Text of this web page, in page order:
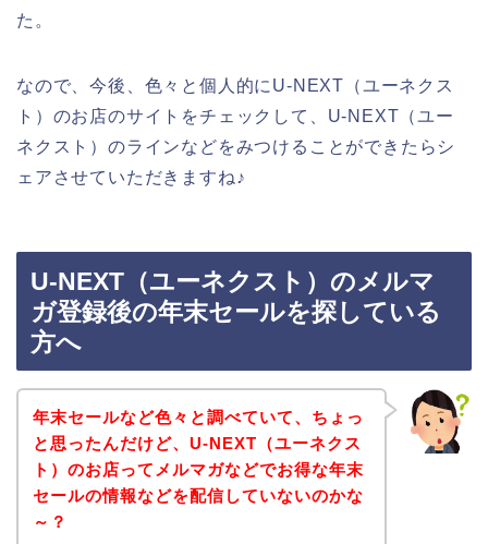
た。
なので、今後、色々と個人的にU-NEXT（ユーネクス
ト）のお店のサイトをチェックして、U-NEXT（ユー
ネクスト）のラインなどをみつけることができたらシ
ェアさせていただきますね♪
U-NEXT（ユーネクスト）のメルマ
ガ登録後の年末セールを探している
方へ
年末セールなど色々と調べていて、ちょっ
と思ったんだけど、U-NEXT（ユーネクス
ト）のお店ってメルマガなどでお得な年末
セールの情報などを配信していないのかな
～？